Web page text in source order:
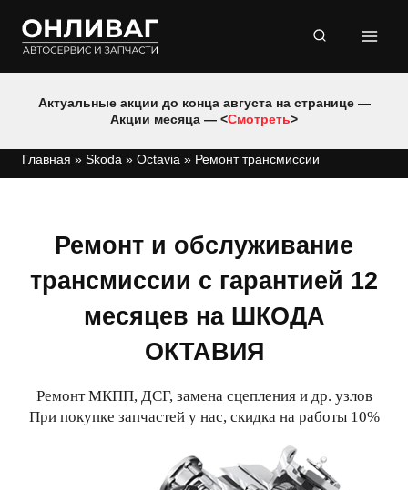
содержимому
Актуальные акции до конца августа на странице —
Акции месяца — <Смотреть>
Главная » Skoda » Octavia » Ремонт трансмиссии
Ремонт и обслуживание
трансмиссии с гарантией 12
месяцев на ШКОДА
ОКТАВИЯ
Ремонт МКПП, ДСГ, замена сцепления и др. узлов
При покупке запчастей у нас, скидка на работы 10%